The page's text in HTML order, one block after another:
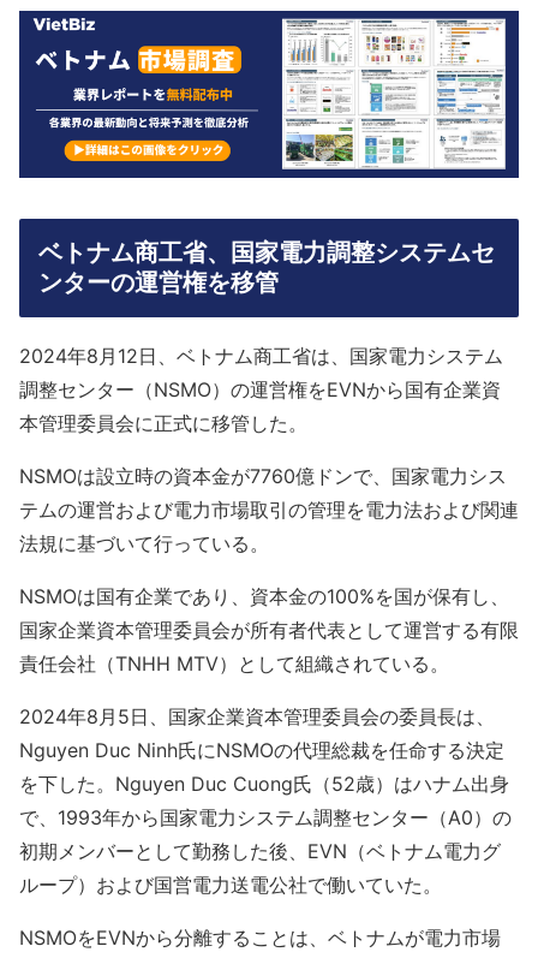
ベトナム商工省、国家電力調整システムセ
ンターの運営権を移管
2024年8月12日、ベトナム商工省は、国家電力システム
調整センター（NSMO）の運営権をEVNから国有企業資
本管理委員会に正式に移管した。
NSMOは設立時の資本金が7760億ドンで、国家電力シス
テムの運営および電力市場取引の管理を電力法および関連
法規に基づいて行っている。
NSMOは国有企業であり、資本金の100%を国が保有し、
国家企業資本管理委員会が所有者代表として運営する有限
責任会社（TNHH MTV）として組織されている。
2024年8月5日、国家企業資本管理委員会の委員長は、
Nguyen Duc Ninh氏にNSMOの代理総裁を任命する決定
を下した。Nguyen Duc Cuong氏（52歳）はハナム出身
で、1993年から国家電力システム調整センター（A0）の
初期メンバーとして勤務した後、EVN（ベトナム電力グ
ループ）および国営電力送電公社で働いていた。
NSMOをEVNから分離することは、ベトナムが電力市場